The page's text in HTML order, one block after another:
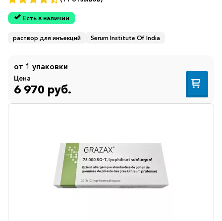
Есть в наличии
раствор для инъекций Serum Institute Of India
от 1 упаковки
Цена
6 970 руб.